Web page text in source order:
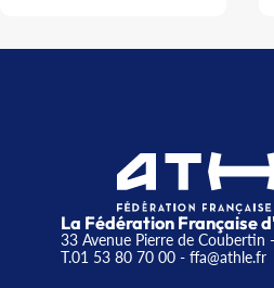
La Fédération Française
33 Avenue Pierre de Coubertin
T.01 53 80 70 00- ffa@athle.fr